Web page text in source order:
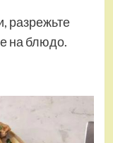
разрежьте
на блюдо.